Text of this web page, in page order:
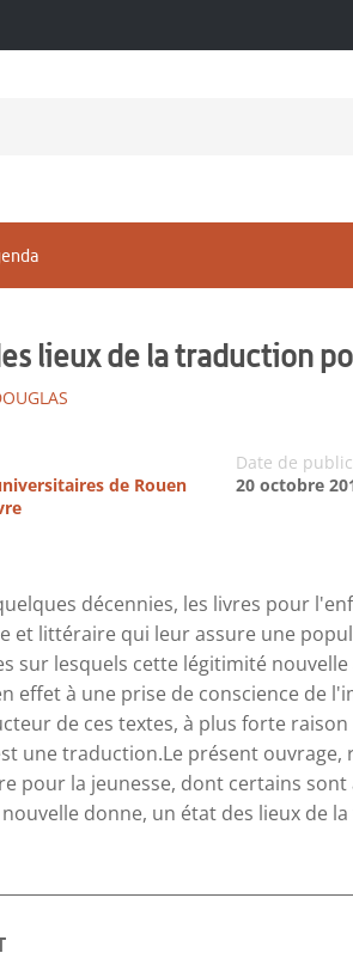
lieux de la traduction
de Rouen
Date de
20 octobre
décennies, les livres pour
et littéraire qui leur assure une
sur lesquels cette légitimité
effet à une prise de conscience de
de ces textes, à plus forte
une traduction.Le présent
pour la jeunesse, dont certains
donne, un état des lieux de